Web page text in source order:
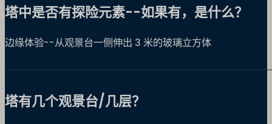
塔中是否有探险元素--如果有，是什么？
边缘体验--从观景台一侧伸出 3 米的玻璃立方体
塔有几个观景台/几层？